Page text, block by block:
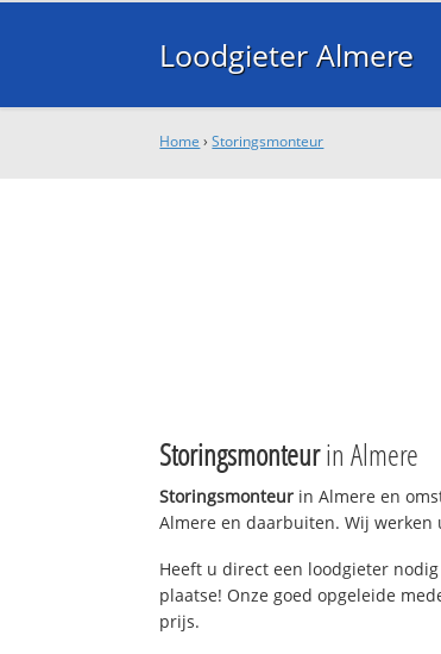
Loodgieter Almere
Home ›Storingsmonteur
Storingsmonteurin Almere
Storingsmonteur in Almere en
Almere en daarbuiten. Wij
Heeft u direct een loodgieter
plaatse! Onze goed opgeleide
prijs.